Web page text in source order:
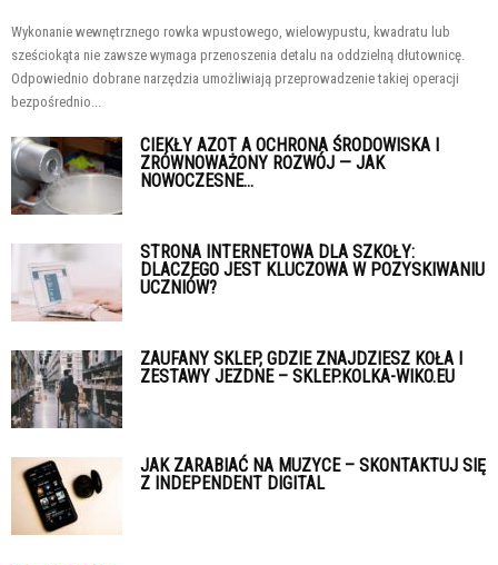
Wykonanie wewnętrznego rowka wpustowego, wielowypustu, kwadratu lub
sześciokąta nie zawsze wymaga przenoszenia detalu na oddzielną dłutownicę.
Odpowiednio dobrane narzędzia umożliwiają przeprowadzenie takiej operacji
bezpośrednio...
CIEKŁY AZOT A OCHRONA ŚRODOWISKA I
ZRÓWNOWAŻONY ROZWÓJ — JAK
NOWOCZESNE...
STRONA INTERNETOWA DLA SZKOŁY:
DLACZEGO JEST KLUCZOWA W POZYSKIWANIU
UCZNIÓW?
ZAUFANY SKLEP, GDZIE ZNAJDZIESZ KOŁA I
ZESTAWY JEZDNE – SKLEP.KOLKA-WIKO.EU
JAK ZARABIAĆ NA MUZYCE – SKONTAKTUJ SIĘ
Z INDEPENDENT DIGITAL